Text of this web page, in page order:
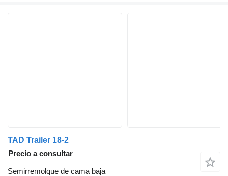
TAD Trailer 18-2
Precio a consultar
Semirremolque de cama baja